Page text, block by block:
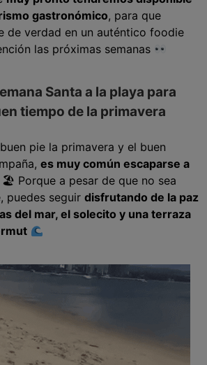
gastronómico, para que
de verdad en un auténtico foodie
las próximas semanas
Santa a la playa para
tiempo de la primavera
pie la primavera y el buen
es muy común escaparse a
🏖 Porque a pesar de que no sea
puedes seguir disfrutando de la paz
del mar, el solecito y una terraza